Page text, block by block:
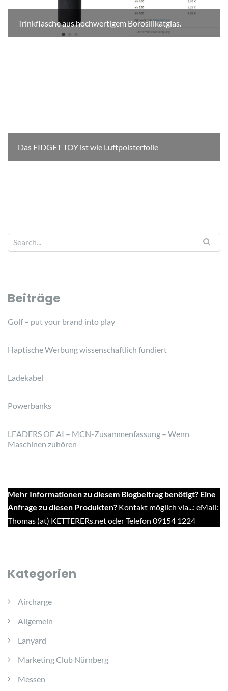
Trinkflasche aus hochwertigem Borosilikatglas.
Das FIDGET TOY ist wie Luftpolsterfolie
Beiträge
Golf – put your brand into play
Haptische Werbung wissenschaftlich fundiert
Ladekabel
Powerbanks
LEADERS OF AI – MCN-Zusammenfassung – Wenn
Maschinen zuhören
Mehr Informationen zu diesem Blogbeitrag benötigt? Eine
Anfrage zu diesen Produkten? Kontakt möglich via...: eMail:
Thomas (at) KETTERERs.net oder Telefon 09154 1224
Kategorien
Aircharge
Allgemein
Lanyard
Marketing Club Nürnberg
Messen